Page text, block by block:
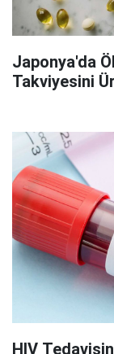
Japonya'da
Takviyesini
HIV